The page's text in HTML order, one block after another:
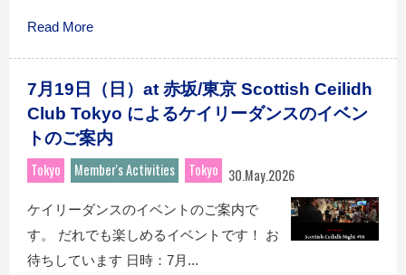
Read More
7月19日（日）at 赤坂/東京 Scottish Ceilidh
Club Tokyo によるケイリーダンスのイベン
トのご案内
Tokyo
Member's Activities Tokyo 30.May.2026
ケイリーダンスのイベントのご案内で
す。 だれでも楽しめるイベントです！ お
待ちしています 日時：7月...